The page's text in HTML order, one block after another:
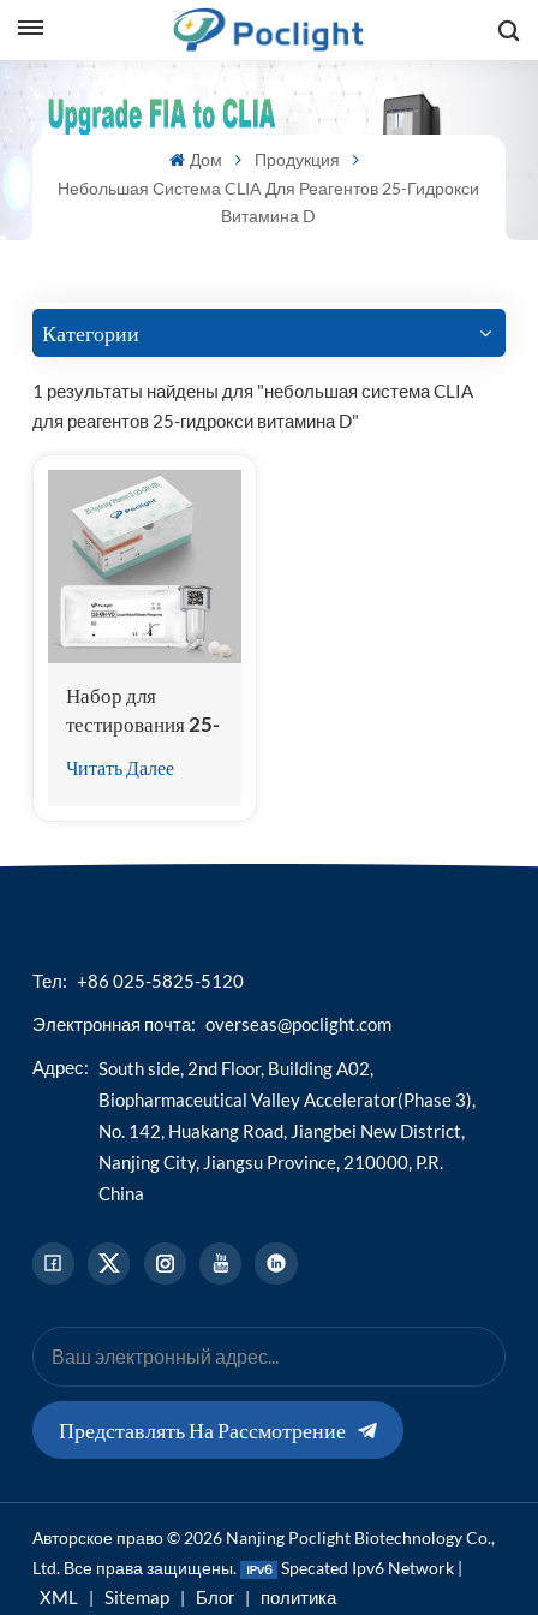
Дом
Продукция
Небольшая Система CLIA Для Реагентов 25-Гидрокси
Витамина D
Категории
1 результаты найдены для "небольшая система CLIA
для реагентов 25-гидрокси витамина D"
Набор для
тестирования 25-
витамина D
иммуноанализ))
Читать Далее
Тел: +86 025-5825-5120
Электронная почта: overseas@poclight.com
Адрес: South side, 2nd Floor, Building A02,
Biopharmaceutical Valley Accelerator(Phase 3),
No. 142, Huakang Road, Jiangbei New District,
Nanjing City, Jiangsu Province, 210000, P.R.
China
Представлять На Рассмотрение
Авторское право © 2026 Nanjing Poclight Biotechnology Co.,
Ltd. Все права защищены.
Specated Ipv6 Network |
XML | Sitemap | Блог | политика